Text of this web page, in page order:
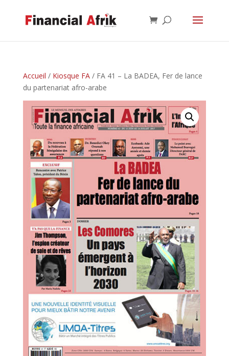
Accueil / Kiosque FA/ FA 41 – La BADEA, Fer de lance
du partenariat afro-arabe